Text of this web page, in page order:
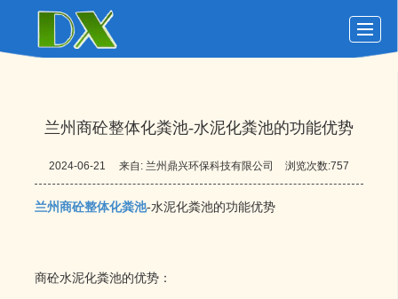
兰州商砼整体化粪池-水泥化粪池的功能优势
2024-06-21 来自: 兰州鼎兴环保科技有限公司 浏览次数:757
兰州商砼整体化粪池-水泥化粪池的功能优势
商砼水泥化粪池的优势：